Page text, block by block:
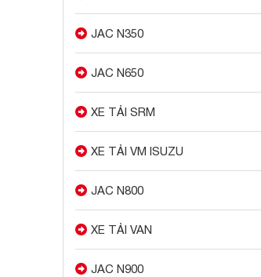
JAC N350
JAC N650
XE TẢI SRM
XE TẢI VM ISUZU
JAC N800
XE TẢI VAN
JAC N900